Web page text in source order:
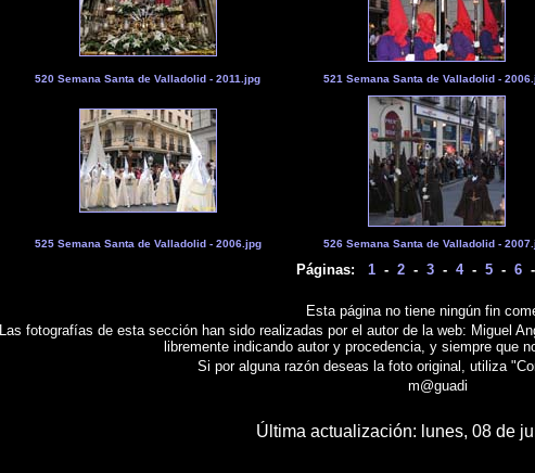
520 Semana Santa de Valladolid - 2011.jpg 521 Semana Santa de Valladolid -
525 Semana Santa de Valladolid - 2006.jpg 526 Semana Santa de Valladolid -
Páginas: 1- 2- 3- 4 - 5 - 6-
Esta página no tiene ningún fin
Las fotografías de esta sección han sido realizadas por el autor de la web: Miguel
libremente indicando autor y procedencia, y siempre que
Si por alguna razón deseas la foto original, utiliza
m@guadi
Última actualización: lunes, 08 de